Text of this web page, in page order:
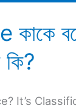
কাকে
কি?
It’s